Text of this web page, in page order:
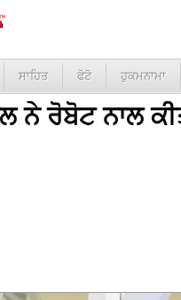
ਸਾਹਿਤ ਫੋਟੋ ਹੁਕਮਨਾਮਾ
ਨੇ ਰੋਬੋਟ ਨਾਲ